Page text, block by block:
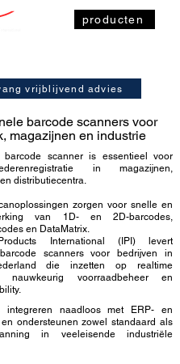
producten
vrijblijvend advies
barcode scanners voor
magazijnen en industrie
barcode scanner is essentieel voor
in magazijnen,
distributiecentra.
zorgen voor snelle en
van 1D- en 2D-barcodes,
en DataMatrix.
International (IPI) levert
scanners voor bedrijven in
die inzetten op realtime
nauwkeurig voorraadbeheer en
integreren naadloos met ERP- en
en ondersteunen zowel standaard als
in veeleisende industriële